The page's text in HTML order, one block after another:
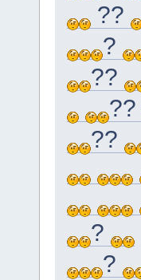
??
?
??
??
?
?